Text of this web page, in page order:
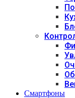
Смартфоны